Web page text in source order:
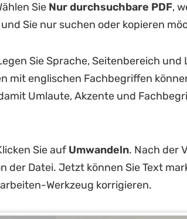
Sie Nur durchsuchbare PDF,
Sie nur suchen oder kopieren
Sie Sprache, Seitenbereich
mit englischen Fachbegriffen
Umlaute, Akzente und
Sie auf Umwandeln. Nach der
der Datei. Jetzt können Sie Text
Werkzeug korrigieren.